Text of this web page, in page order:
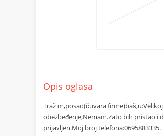
Opis oglasa
Tražim,posao(čuvara
obezbeđenje,Nemam.Zato bih pristao i
prijavljen.Moj broj telefona:0695883335.